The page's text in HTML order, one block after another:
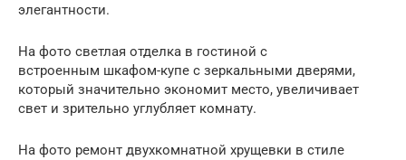
элегантности.
На фото светлая отделка в гостиной с
встроенным шкафом-купе с зеркальными дверями,
который значительно экономит место, увеличивает
свет и зрительно углубляет комнату.
На фото ремонт двухкомнатной хрущевки в стиле